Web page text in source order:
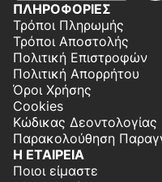
ΠΛΗΡΟΦΟΡΙΕΣ
Τρόποι Πληρωμής
Τρόποι Αποστολής
Πολιτική Επιστροφών
Πολιτική Απορρήτου
Όροι Χρήσης
Cookies
Κώδικας Δεοντολογίας
Παρακολούθηση
Η ΕΤΑΙΡΕΙΑ
Ποιοι είμαστε